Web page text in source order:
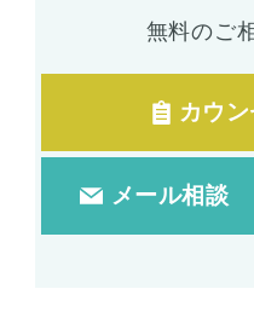
無料のご
カウ
メール相談